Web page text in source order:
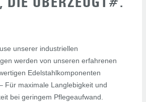
unserer industriellen
werden von unseren erfahrenen
Edelstahlkomponenten
Für maximale Langlebigkeit und
bei geringem Pflegeaufwand.